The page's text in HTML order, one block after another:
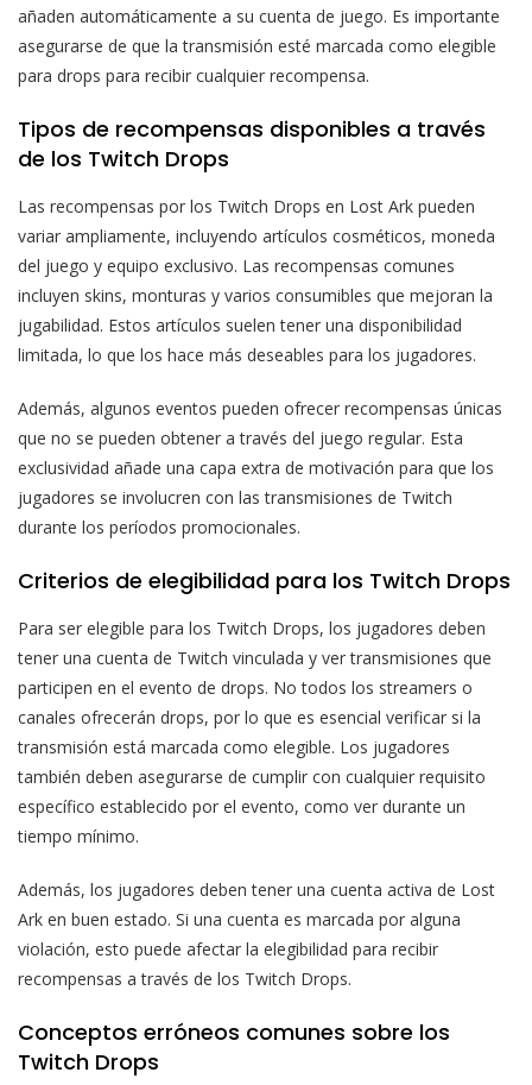
añaden automáticamente a su cuenta de juego. Es importante
asegurarse de que la transmisión esté marcada como elegible
para drops para recibir cualquier recompensa.
Tipos de recompensas disponibles a través
de los Twitch Drops
Las recompensas por los Twitch Drops en Lost Ark pueden
variar ampliamente, incluyendo artículos cosméticos, moneda
del juego y equipo exclusivo. Las recompensas comunes
incluyen skins, monturas y varios consumibles que mejoran la
jugabilidad. Estos artículos suelen tener una disponibilidad
limitada, lo que los hace más deseables para los jugadores.
Además, algunos eventos pueden ofrecer recompensas únicas
que no se pueden obtener a través del juego regular. Esta
exclusividad añade una capa extra de motivación para que los
jugadores se involucren con las transmisiones de Twitch
durante los períodos promocionales.
Criterios de elegibilidad para los Twitch Drops
Para ser elegible para los Twitch Drops, los jugadores deben
tener una cuenta de Twitch vinculada y ver transmisiones que
participen en el evento de drops. No todos los streamers o
canales ofrecerán drops, por lo que es esencial verificar si la
transmisión está marcada como elegible. Los jugadores
también deben asegurarse de cumplir con cualquier requisito
específico establecido por el evento, como ver durante un
tiempo mínimo.
Además, los jugadores deben tener una cuenta activa de Lost
Ark en buen estado. Si una cuenta es marcada por alguna
violación, esto puede afectar la elegibilidad para recibir
recompensas a través de los Twitch Drops.
Conceptos erróneos comunes sobre los
Twitch Drops